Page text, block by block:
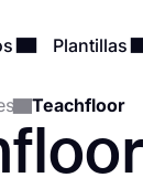
Plantillas
Teachfloor